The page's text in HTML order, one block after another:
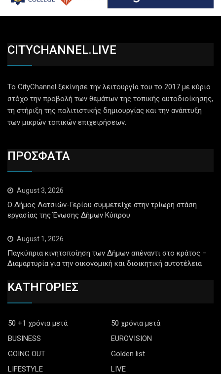
CITYCHANNEL.LIVE
Το CityChannel ξεκίνησε την λειτουργία του το 2017 με κύριο
στόχο την προβολή των θεμάτων της τοπικής αυτοδιοίκησης,
τη στήριξη της πολιτιστικής δημιουργίας και την ανάπτυξη
των μικρών τοπικών επιχειρήσεων.
ΠΡΟΣΦΑΤΑ
August 3, 2026
Ο Δήμος Λατσιών-Γερίου συμμετείχε στην τρίωρη στάση
εργασίας της Ένωσης Δήμων Κύπρου
August 1, 2026
Παγκύπρια κινητοποίηση των Δήμων απέναντι στο κράτος –
Διαμαρτυρία για την οικονομική και διοικητική αυτοτέλεια
ΚΑΤΗΓΟΡΙΕΣ
50 +1 χρόνια μετά
50 χρόνια μετά
BUSINESS
EUROVISION
GOING OUT
Golden list
LIFESTYLE
LIVE